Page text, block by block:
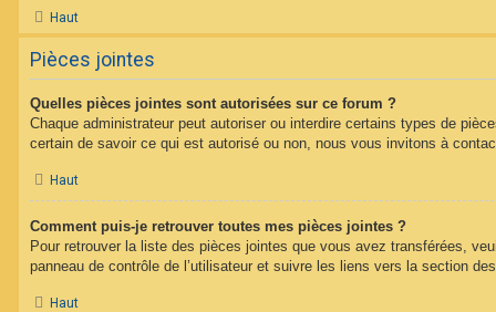
Haut
Pièces jointes
Quelles pièces jointes sont autorisées sur ce forum ?
Chaque administrateur peut autoriser ou interdire certains types de
certain de savoir ce qui est autorisé ou non, nous vous invitons à
Haut
Comment puis-je retrouver toutes mes pièces jointes ?
Pour retrouver la liste des pièces jointes que vous avez transférées,
panneau de contrôle de l’utilisateur et suivre les liens vers la section
Haut